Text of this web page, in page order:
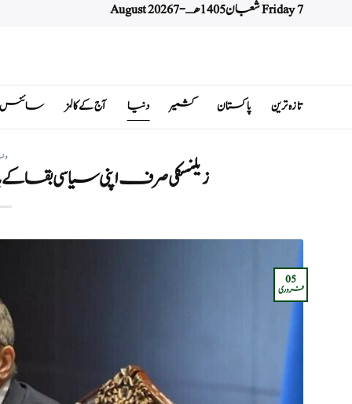
Friday 7 شعبان 1405 هـ - 7 August 2026
تازہ ترین پاکستان کشمیر دنیا آج کے کالمز سائنس
زیلنسکی صرف اپنی سیاسی
05
فروری